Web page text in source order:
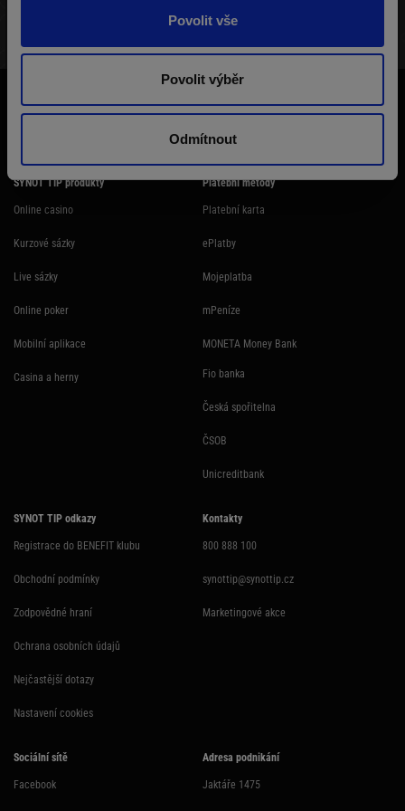
Povolit vše
Povolit výběr
Odmítnout
na hazardní hře může vzniknout závislost! Hazardních her se nemohou
SYNOT TIP produkty
Online casino
Kurzové sázky
Live sázky
Online poker
Mobilní aplikace
Casina a herny
Platební metody
Platební karta
ePlatby
Mojeplatba
mPeníze
MONETA Money Bank
Fio banka
Česká spořitelna
ČSOB
Unicreditbank
SYNOT TIP odkazy
Registrace do BENEFIT klubu
Obchodní podmínky
Zodpovědné hraní
Ochrana osobních údajů
Nejčastější dotazy
Nastavení cookies
Kontakty
800 888 100
synottip@synottip.cz
Marketingové akce
Sociální sítě
Facebook
Adresa podnikání
Jaktáře 1475